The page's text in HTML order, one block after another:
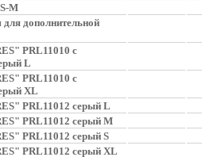
M
для дополнительной
PRL11010 с
L
PRL11010 с
XL
PRL11012 серый L
PRL11012 серый M
PRL11012 серый S
PRL11012 серый XL